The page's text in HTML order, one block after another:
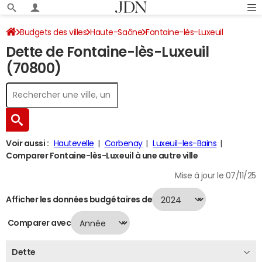
Budgets des villes Haute-Saône Fontaine-lès-Luxeuil
Dette au 31/12/2024
Dette de Fontaine-lès-Luxeuil
(70800)
Voir aussi : Hautevelle Corbenay
Luxeuil-les-Bains
Comparer Fontaine-lès-Luxeuil à une autre ville
Mise à jour le 07/11/25
Afficher les données budgétaires de
Comparer avec
Dette